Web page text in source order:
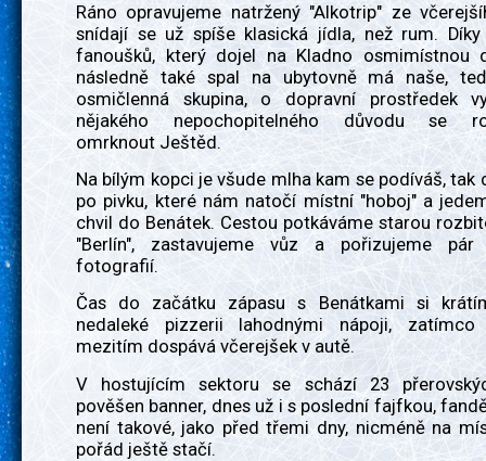
Ráno opravujeme natržený "Alkotrip" ze
snídají se už spíše klasická jídla, než rum.
fanoušků, který dojel na Kladno osmimístnou
následně také spal na ubytovně má naše,
osmičlenná skupina, o dopravní prostředek
nějakého nepochopitelného důvodu se
omrknout Ještěd.
Na bílým kopci je všude mlha kam se podíváš, tak
po pivku, které nám natočí místní "hoboj" a
chvil do Benátek. Cestou potkáváme starou
"Berlín", zastavujeme vůz a pořizujeme pár
fotografií.
Čas do začátku zápasu s Benátkami si
nedaleké pizzerii lahodnými nápoji,
mezitím dospává včerejšek v autě.
V hostujícím sektoru se schází 23
pověšen banner, dnes už i s poslední fajfkou,
není takové, jako před třemi dny, nicméně na
pořád ještě stačí.